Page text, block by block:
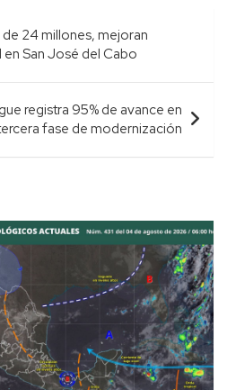
24 millones, mejoran
San José del Cabo
registra 95% de avance en
fase de modernización